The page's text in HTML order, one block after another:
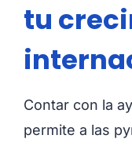
tu
Contar con la
permite a las